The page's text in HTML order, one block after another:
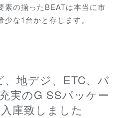
素の揃ったBEATは本当に市
な1台かと存じます。
実のG SSパッケー
庫致しました